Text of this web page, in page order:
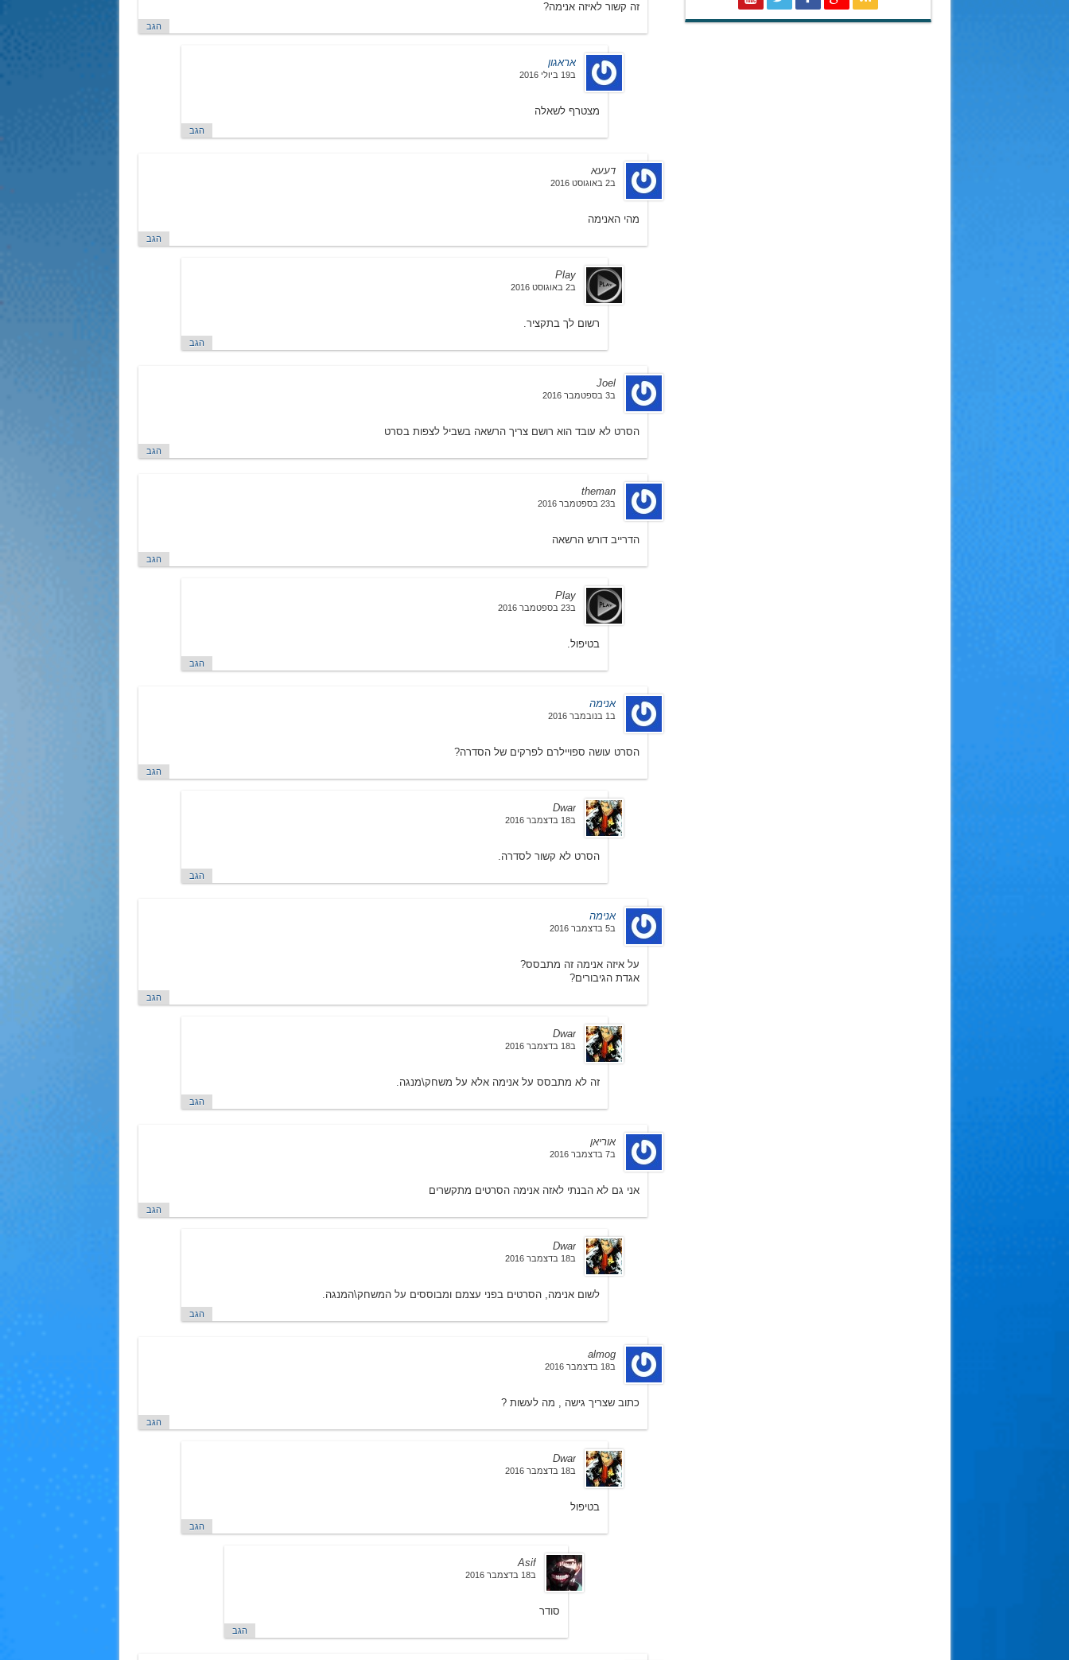
זה קשור לאיזה אנימה?
הגב
אראגון
ב19 ביולי 2016
מצטרף לשאלה
הגב
דעעא
ב2 באוגוסט 2016
מהי האנימה
הגב
Play
ב2 באוגוסט 2016
רשום לך בתקציר.
הגב
Joel
ב3 בספטמבר 2016
הסרט לא עובד הוא רושם צריך הרשאה בשביל לצפות בסרט
הגב
theman
ב23 בספטמבר 2016
הדרייב דורש הרשאה
הגב
Play
ב23 בספטמבר 2016
בטיפול.
הגב
אנימה
ב1 בנובמבר 2016
הסרט עושה ספויילרם לפרקים של הסדרה?
הגב
Dwar
ב18 בדצמבר 2016
הסרט לא קשור לסדרה.
הגב
אנימה
ב5 בדצמבר 2016
על איזה אנימה זה מתבסס?
אגדת הגיבורים?
הגב
Dwar
ב18 בדצמבר 2016
זה לא מתבסס על אנימה אלא על משחק\מנגה.
הגב
אוריאן
ב7 בדצמבר 2016
אני גם לא הבנתי לאזה אנימה הסרטים מתקשרים
הגב
Dwar
ב18 בדצמבר 2016
לשום אנימה, הסרטים בפני עצמם ומבוססים על המשחק\המנגה.
הגב
almog
ב18 בדצמבר 2016
כתוב שצריך גישה , מה לעשות ?
הגב
Dwar
ב18 בדצמבר 2016
בטיפול
הגב
Asif
ב18 בדצמבר 2016
סודר
הגב